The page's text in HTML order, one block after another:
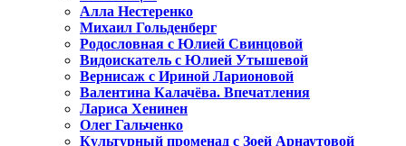
Алла Нестеренко
Михаил Гольденберг
Родословная с Юлией Свинцовой
Видоискатель с Юлией Утышевой
Вернисаж с Ириной Ларионовой
Валентина Калачёва. Впечатления
Лариса Хенинен
Олег Гальченко
Культурный променад с Зоей Арнаутовой